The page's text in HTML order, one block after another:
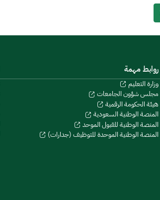
روابط مهمة
وزارة التعليم
مجلس شؤون الجامعات
هيئة الحكومة الرقمية
المنصة الوطنية السعودية
المنصة الوطنية للقبول الموحد
المنصة الوطنية الموحدة للتوظيف (جدارات)